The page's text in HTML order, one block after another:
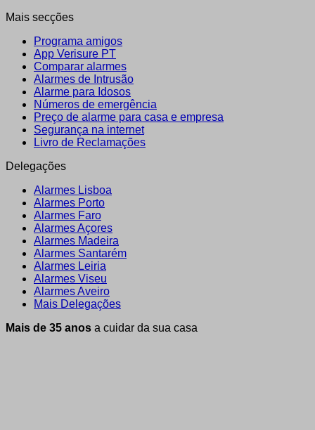
Mais secções
Programa amigos
App Verisure PT
Comparar alarmes
Alarmes de Intrusão
Alarme para Idosos
Números de emergência
Preço de alarme para casa e empresa
Segurança na internet
Livro de Reclamações
Delegações
Alarmes Lisboa
Alarmes Porto
Alarmes Faro
Alarmes Açores
Alarmes Madeira
Alarmes Santarém
Alarmes Leiria
Alarmes Viseu
Alarmes Aveiro
Mais Delegações
Mais de 35 anos a cuidar da sua casa